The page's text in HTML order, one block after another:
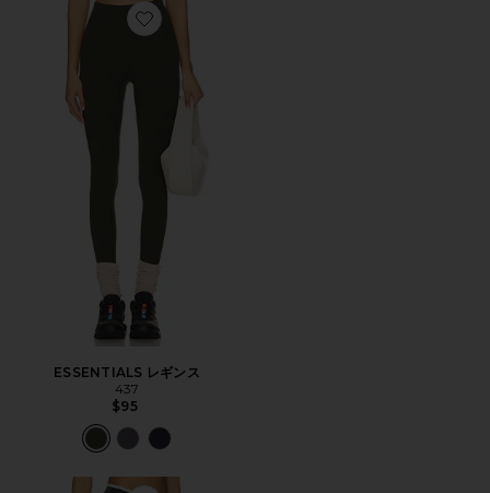
Favorite ESSENTIALS レギンス
ESSENTIALS レギンス
437
$95